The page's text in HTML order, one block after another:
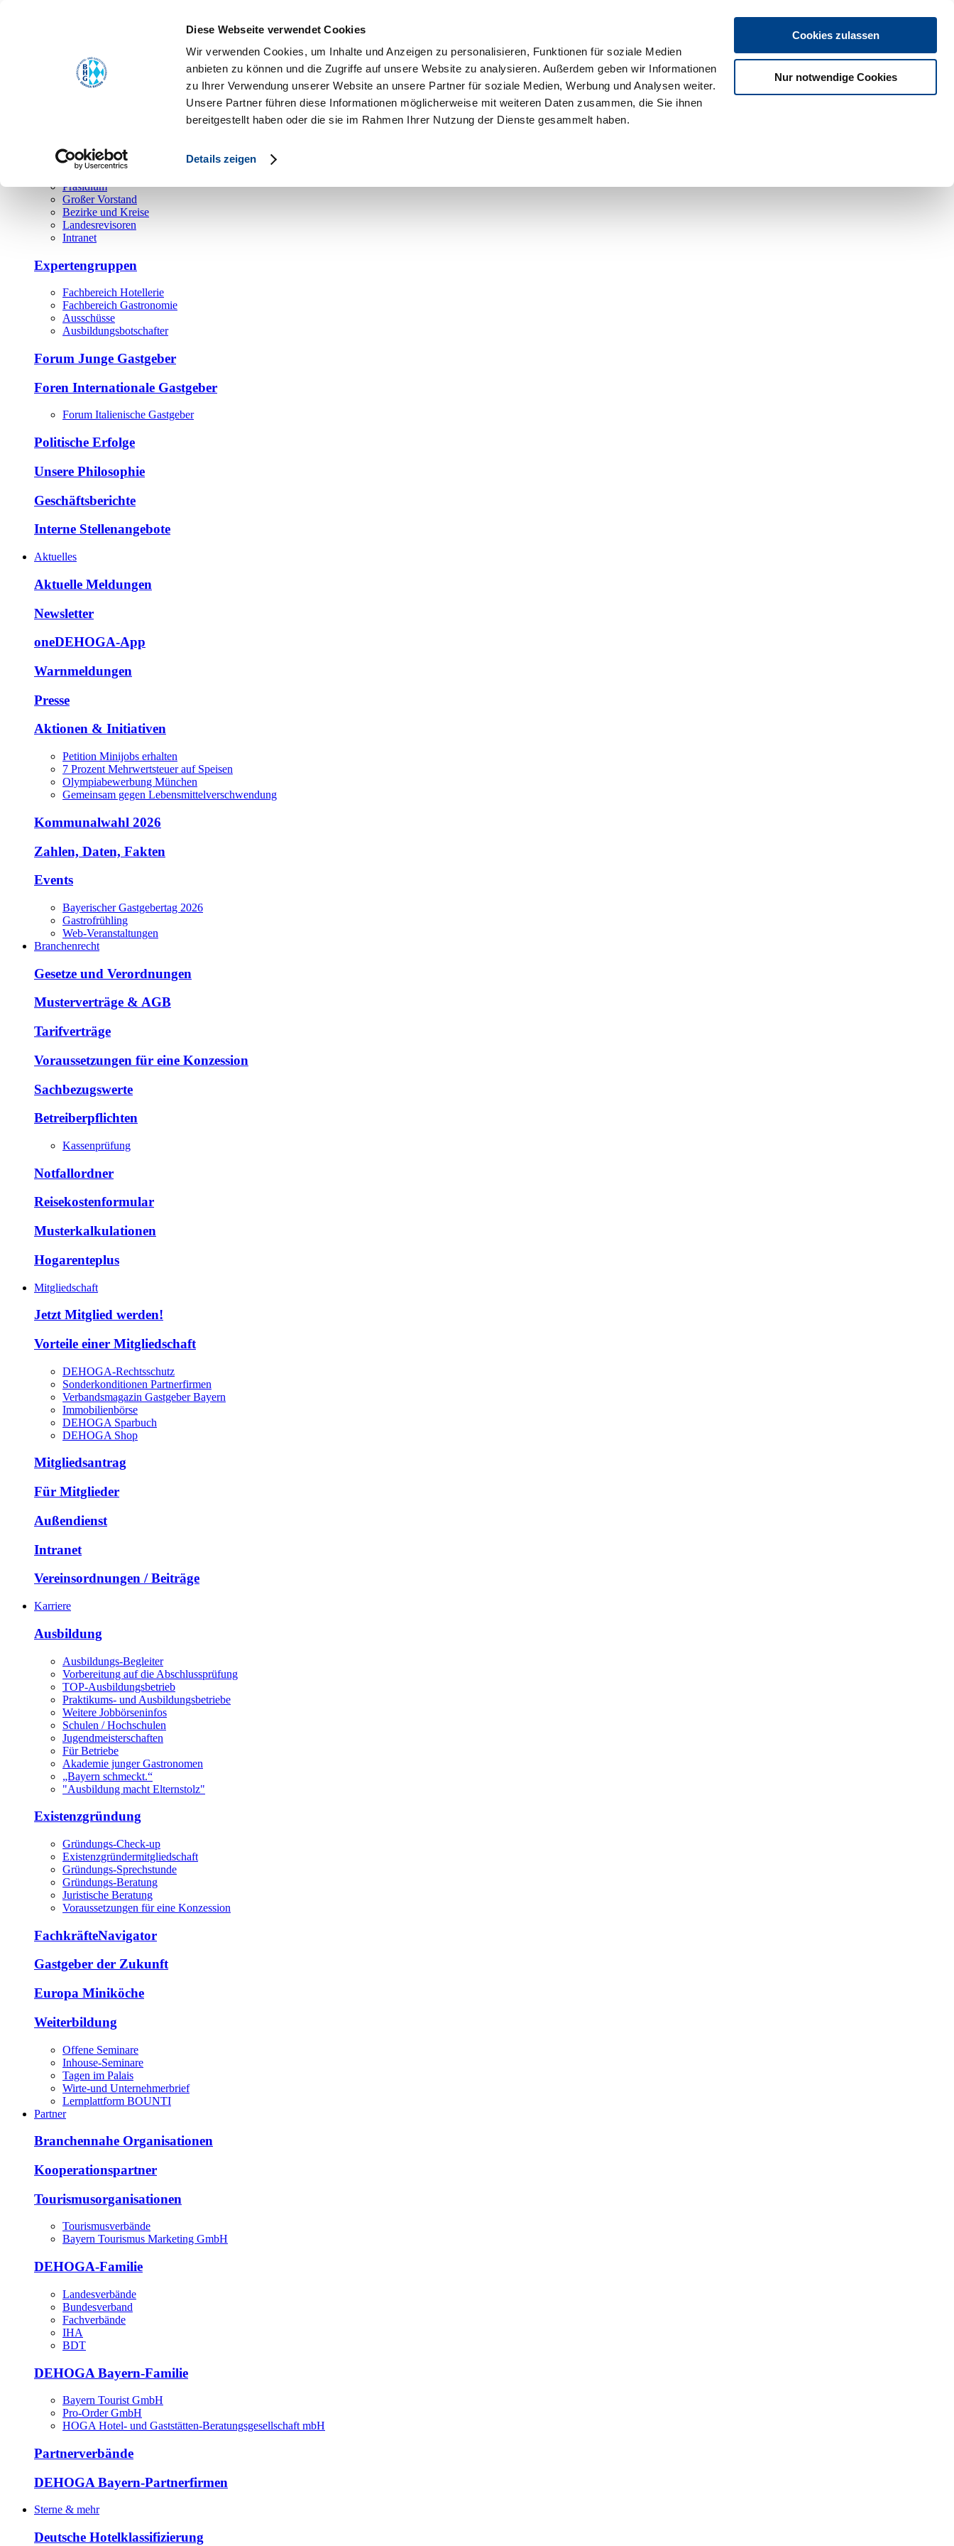
Diese Webseite verwendet Cookies
Wir verwenden Cookies, um Inhalte und Anzeigen zu personalisieren, Funktionen für soziale Medien
anbieten zu können und die Zugriffe auf unsere Website zu analysieren. Außerdem geben wir Informationen
zu Ihrer Verwendung unserer Website an unsere Partner für soziale Medien, Werbung und Analysen weiter.
Unsere Partner führen diese Informationen möglicherweise mit weiteren Daten zusammen, die Sie ihnen
bereitgestellt haben oder die sie im Rahmen Ihrer Nutzung der Dienste gesammelt haben.
Details zeigen
Cookies zulassen
Nur notwendige Cookies
Hauptamt
Bezirks- und Regionalgeschäftsstellen
Ehrenamt
Präsidium
Großer Vorstand
Bezirke und Kreise
Landesrevisoren
Intranet
Expertengruppen
Fachbereich Hotellerie
Fachbereich Gastronomie
Ausschüsse
Ausbildungsbotschafter
Forum Junge Gastgeber
Foren Internationale Gastgeber
Forum Italienische Gastgeber
Politische Erfolge
Unsere Philosophie
Geschäftsberichte
Interne Stellenangebote
Aktuelles
Aktuelle Meldungen
Newsletter
oneDEHOGA-App
Warnmeldungen
Presse
Aktionen & Initiativen
Petition Minijobs erhalten
7 Prozent Mehrwertsteuer auf Speisen
Olympiabewerbung München
Gemeinsam gegen Lebensmittelverschwendung
Kommunalwahl 2026
Zahlen, Daten, Fakten
Events
Bayerischer Gastgebertag 2026
Gastrofrühling
Web-Veranstaltungen
Branchenrecht
Gesetze und Verordnungen
Musterverträge & AGB
Tarifverträge
Voraussetzungen für eine Konzession
Sachbezugswerte
Betreiberpflichten
Kassenprüfung
Notfallordner
Reisekostenformular
Musterkalkulationen
Hogarenteplus
Mitgliedschaft
Jetzt Mitglied werden!
Vorteile einer Mitgliedschaft
DEHOGA-Rechtsschutz
Sonderkonditionen Partnerfirmen
Verbandsmagazin Gastgeber Bayern
Immobilienbörse
DEHOGA Sparbuch
DEHOGA Shop
Mitgliedsantrag
Für Mitglieder
Außendienst
Intranet
Vereinsordnungen / Beiträge
Karriere
Ausbildung
Ausbildungs-Begleiter
Vorbereitung auf die Abschlussprüfung
TOP-Ausbildungsbetrieb
Praktikums- und Ausbildungsbetriebe
Weitere Jobbörseninfos
Schulen / Hochschulen
Jugendmeisterschaften
Für Betriebe
Akademie junger Gastronomen
„Bayern schmeckt.“
"Ausbildung macht Elternstolz"
Existenzgründung
Gründungs-Check-up
Existenzgründermitgliedschaft
Gründungs-Sprechstunde
Gründungs-Beratung
Juristische Beratung
Voraussetzungen für eine Konzession
FachkräfteNavigator
Gastgeber der Zukunft
Europa Miniköche
Weiterbildung
Offene Seminare
Inhouse-Seminare
Tagen im Palais
Wirte-und Unternehmerbrief
Lernplattform BOUNTI
Partner
Branchennahe Organisationen
Kooperationspartner
Tourismusorganisationen
Tourismusverbände
Bayern Tourismus Marketing GmbH
DEHOGA-Familie
Landesverbände
Bundesverband
Fachverbände
IHA
BDT
DEHOGA Bayern-Familie
Bayern Tourist GmbH
Pro-Order GmbH
HOGA Hotel- und Gaststätten-Beratungsgesellschaft mbH
Partnerverbände
DEHOGA Bayern-Partnerfirmen
Sterne & mehr
Deutsche Hotelklassifizierung